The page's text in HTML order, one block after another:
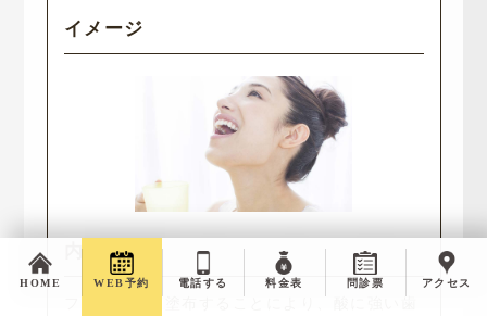
HOME WEB予約 電話する 料金表 問診票 アクセス